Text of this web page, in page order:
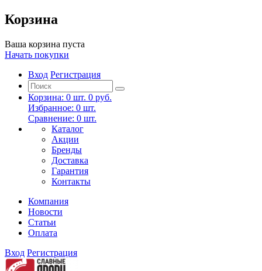
Корзина
Ваша корзина пуста
Начать покупки
Вход Регистрация
Корзина: 0 шт. 0 руб.
Избранное: 0 шт.
Сравнение: 0 шт.
Каталог
Акции
Бренды
Доставка
Гарантия
Контакты
Компания
Новости
Статьи
Оплата
Вход Регистрация